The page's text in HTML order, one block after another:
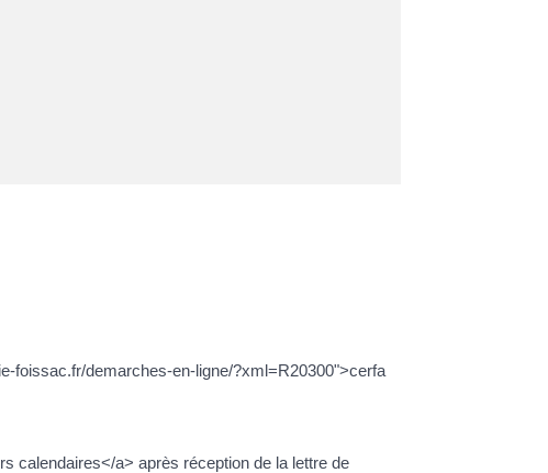
foissac.fr/demarches-en-ligne/?xml=R20300">cerfa
calendaires</a> après réception de la lettre de